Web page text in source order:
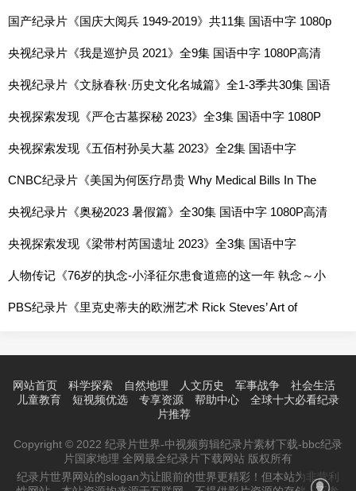
国产纪录片《国庆大阅兵 1949-2019》共11集 国语中字 1080p
高清网盘
央视纪录片《我是巡护员 2021》全9集 国语中字 1080P高清
网盘
央视纪录片《文脉春秋·历史文化名城篇》全1-3季共30集 国语
中字 1080P高清网盘
央视探索发现《严仓古墓探秘 2023》全3集 国语中字 1080P
高清网盘
央视探索发现《五佰村孙吴大墓 2023》全2集 国语中字
1080P高清网盘
CNBC纪录片《美国为何医疗昂贵 Why Medical Bills In The
US Are So Expensive 2018》全1集 英语中字 720P高清网盘
央视纪录片《奥秘2023 暑假篇》全30集 国语中字 1080P高清
网盘
央视探索发现《梁带村芮国遗址 2023》全3集 国语中字
1080P高清网盘
人物传记《76岁的执念-小泽征尔患食道癌的这一年 執念～小
澤征爾76歳の闘い 2010》全1集 国语中字 日语中字 标清网盘
PBS纪录片《里克史蒂夫的欧洲艺术 Rick Steves’ Art of
网站首页 科学探索 自然地理 人文历史 军事战争
社会生活
儿童教育
短视频优选 专享资源 帮助中心
全球十大必看纪录
片推荐
Copyright © 2022 纪录片世界-中视频剪辑纪录片素材下载-bbc纪录
片国家地理 全网最全纪录片下载网站 版权所有
纪录片世界网站的slogan为让眼前的世界更精彩！但本站为非营利